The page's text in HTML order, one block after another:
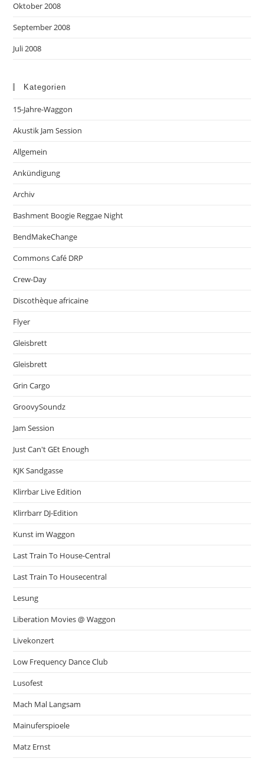
Oktober 2008
September 2008
Juli 2008
Kategorien
15-Jahre-Waggon
Akustik Jam Session
Allgemein
Ankündigung
Archiv
Bashment Boogie Reggae Night
BendMakeChange
Commons Café DRP
Crew-Day
Discothèque africaine
Flyer
Gleisbrett
Gleisbrett
Grin Cargo
GroovySoundz
Jam Session
Just Can't GEt Enough
KJK Sandgasse
Klirrbar Live Edition
Klirrbarr DJ-Edition
Kunst im Waggon
Last Train To House-Central
Last Train To Housecentral
Lesung
Liberation Movies @ Waggon
Livekonzert
Low Frequency Dance Club
Lusofest
Mach Mal Langsam
Mainuferspioele
Matz Ernst